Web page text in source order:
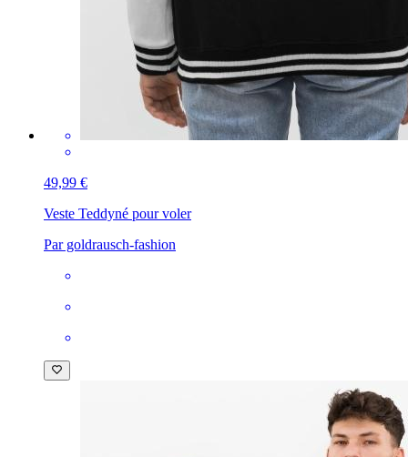
49,99 €
Veste Teddyné pour voler
Par goldrausch-fashion